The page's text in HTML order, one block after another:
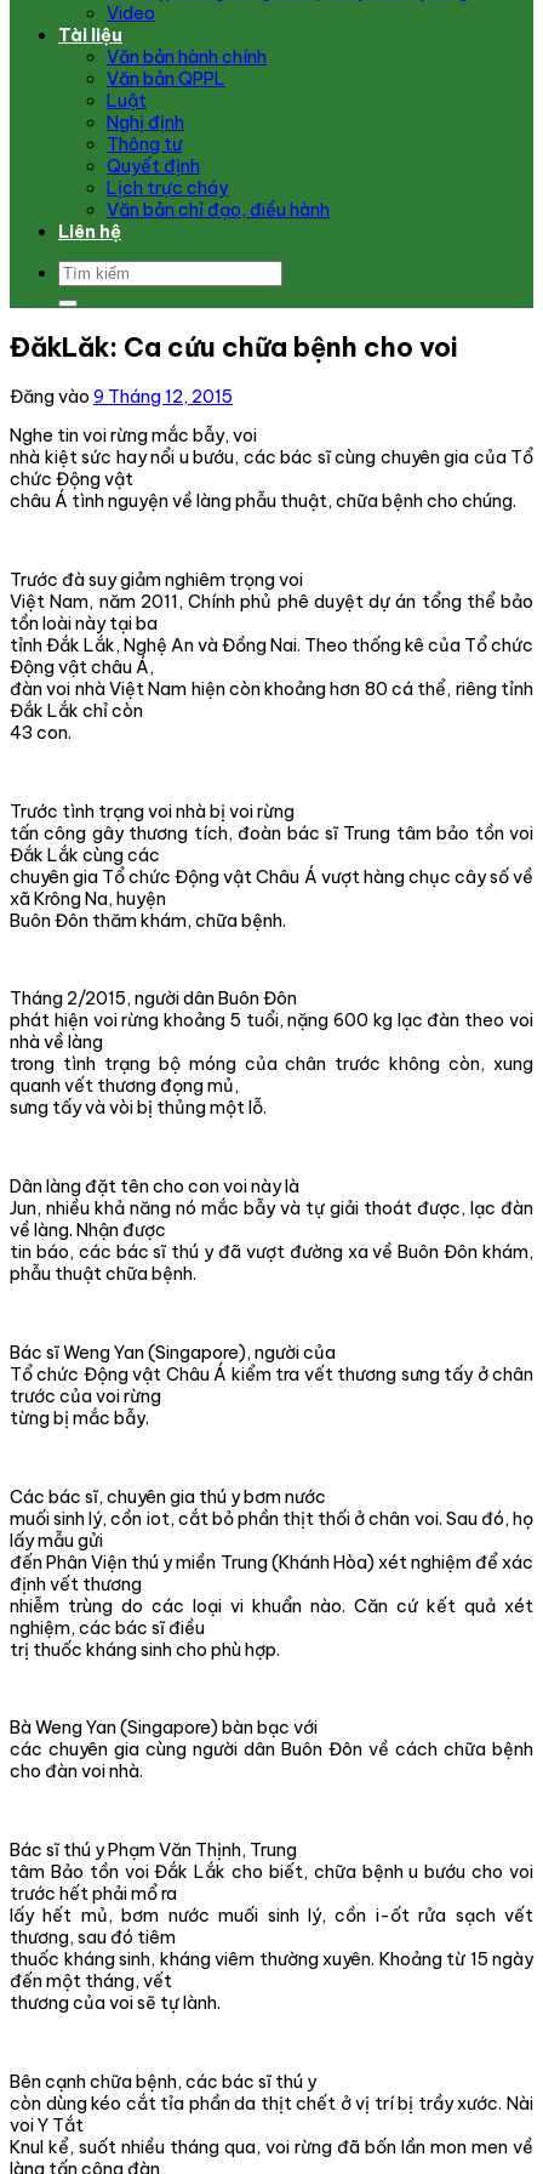
Video
Tài liệu
Văn bản hành chính
Văn bản QPPL
Luật
Nghị định
Thông tư
Quyết định
Lịch trực cháy
Văn bản chỉ đạo, điều hành
Liên hệ
ĐăkLăk: Ca cứu chữa bệnh cho voi
Đăng vào 9 Tháng 12, 2015
Nghe tin voi rừng mắc bẫy, voi
nhà kiệt sức hay nổi u bướu, các bác sĩ cùng chuyên gia của Tổ
chức Động vật
châu Á tình nguyện về làng phẫu thuật, chữa bệnh cho chúng.
Trước đà suy giảm nghiêm trọng voi
Việt Nam, năm 2011, Chính phủ phê duyệt dự án tổng thể bảo
tồn loài này tại ba
tỉnh Đắk Lắk, Nghệ An và Đồng Nai. Theo thống kê của Tổ chức
Động vật châu Á,
đàn voi nhà Việt Nam hiện còn khoảng hơn 80 cá thể, riêng tỉnh
Đắk Lắk chỉ còn
43 con.
Trước tình trạng voi nhà bị voi rừng
tấn công gây thương tích, đoàn bác sĩ Trung tâm bảo tồn voi
Đắk Lắk cùng các
chuyên gia Tổ chức Động vật Châu Á vượt hàng chục cây số về
xã Krông Na, huyện
Buôn Đôn thăm khám, chữa bệnh.
Tháng 2/2015, người dân Buôn Đôn
phát hiện voi rừng khoảng 5 tuổi, nặng 600 kg lạc đàn theo voi
nhà về làng
trong tình trạng bộ móng của chân trước không còn, xung
quanh vết thương đọng mủ,
sưng tấy và vòi bị thủng một lỗ.
Dân làng đặt tên cho con voi này là
Jun, nhiều khả năng nó mắc bẫy và tự giải thoát được, lạc đàn
về làng. Nhận được
tin báo, các bác sĩ thú y đã vượt đường xa về Buôn Đôn khám,
phẫu thuật chữa bệnh.
Bác sĩ Weng Yan (Singapore), người của
Tổ chức Động vật Châu Á kiểm tra vết thương sưng tấy ở chân
trước của voi rừng
từng bị mắc bẫy.
Các bác sĩ, chuyên gia thú y bơm nước
muối sinh lý, cồn iot, cắt bỏ phần thịt thối ở chân voi. Sau đó, họ
lấy mẫu gửi
đến Phân Viện thú y miền Trung (Khánh Hòa) xét nghiệm để xác
định vết thương
nhiễm trùng do các loại vi khuẩn nào. Căn cứ kết quả xét
nghiệm, các bác sĩ điều
trị thuốc kháng sinh cho phù hợp.
Bà Weng Yan (Singapore) bàn bạc với
các chuyên gia cùng người dân Buôn Đôn về cách chữa bệnh
cho đàn voi nhà.
Bác sĩ thú y Phạm Văn Thịnh, Trung
tâm Bảo tồn voi Đắk Lắk cho biết, chữa bệnh u bướu cho voi
trước hết phải mổ ra
lấy hết mủ, bơm nước muối sinh lý, cồn i-ốt rửa sạch vết
thương, sau đó tiêm
thuốc kháng sinh, kháng viêm thường xuyên. Khoảng từ 15 ngày
đến một tháng, vết
thương của voi sẽ tự lành.
Bên cạnh chữa bệnh, các bác sĩ thú y
còn dùng kéo cắt tỉa phần da thịt chết ở vị trí bị trầy xước. Nài
voi Y Tắt
Knul kể, suốt nhiều tháng qua, voi rừng đã bốn lần mon men về
làng tấn công đàn